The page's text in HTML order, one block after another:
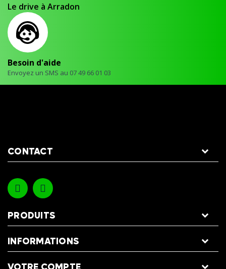
Le drive à Arradon
Besoin d'aide
Envoyez un SMS au 07 49 66 01 03
CONTACT
PRODUITS
INFORMATIONS